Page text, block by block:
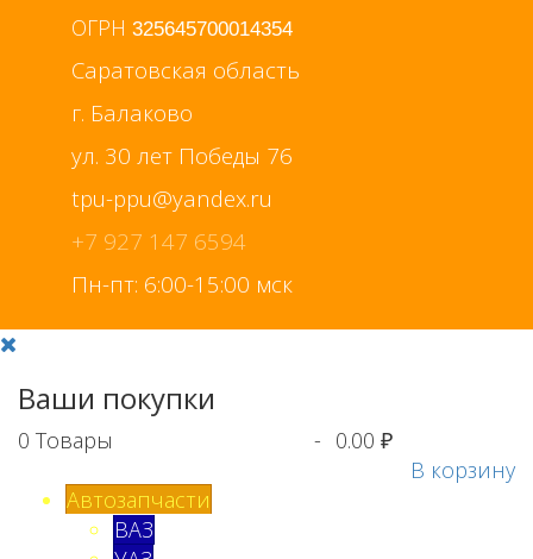
ОГРН 325645700014354
Саратовская область
г. Балаково
ул. 30 лет Победы 76
+7 927 147 6594
Пн-пт: 6:00-15:00 мск
Ваши покупки
0 Товары - 0.00 ₽
В корзину
Автозапчасти
ВАЗ